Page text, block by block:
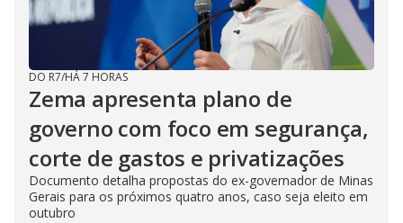
DO R7/HÁ 7 HORAS
Zema apresenta plano de
governo com foco em segurança,
corte de gastos e privatizações
Documento detalha propostas do ex-governador de Minas
Gerais para os próximos quatro anos, caso seja eleito em
outubro